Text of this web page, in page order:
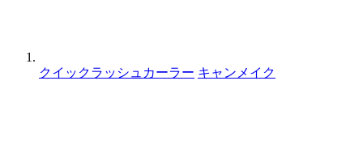
クイックラッシュカーラー キャンメイク